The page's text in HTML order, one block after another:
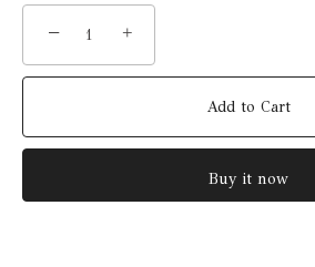
− +
Add to Cart
Buy it now